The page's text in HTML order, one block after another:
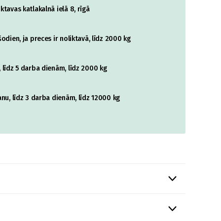
katlakalnā ielā 8, rīgā
ja preces ir noliktavā, līdz 2000 kg
5 darba dienām, līdz 2000 kg
līdz 3 darba dienām, līdz 12000 kg